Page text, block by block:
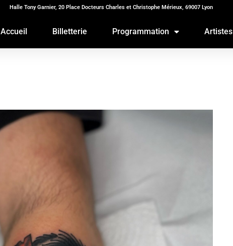
Halle Tony Garnier, 20 Place Docteurs Charles et Christophe Mérieux, 69007 Lyon
Accueil Billetterie Programmation Artistes